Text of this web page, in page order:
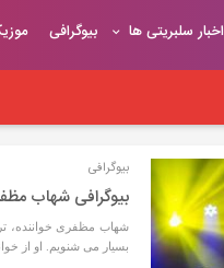
اخبار سلبریتی ها بیوگرافی
بیوگرافی
بیوگرافی شهاب
شهاب مظفری خواننده،
بسیار می شنویم. او از